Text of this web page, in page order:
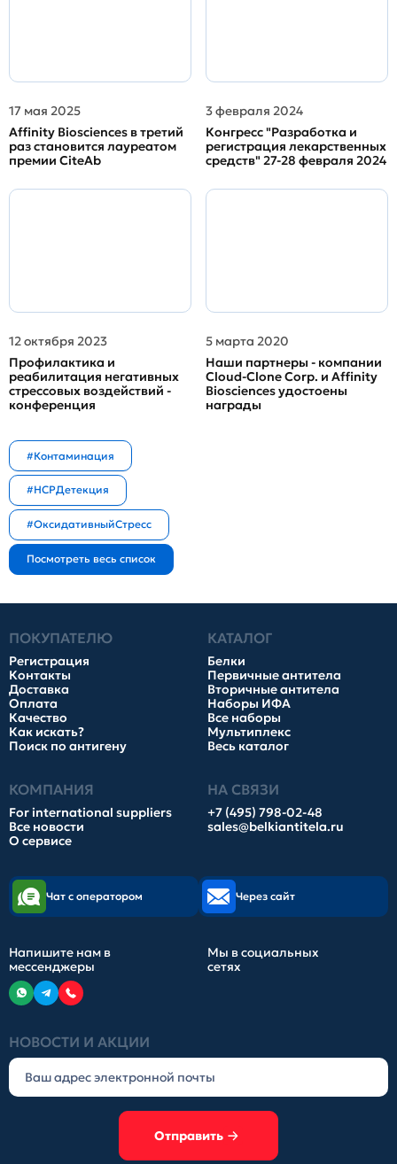
17 мая 2025
Affinity Biosciences в третий
раз становится лауреатом
премии CiteAb
3 февраля 2024
Конгресс "Разработка и
регистрация лекарственных
средств" 27-28 февраля 2024
12 октября 2023
Профилактика и
реабилитация негативных
стрессовых воздействий -
конференция
5 марта 2020
Наши партнеры - компании
Cloud-Clone Corp. и Affinity
Biosciences удостоены
награды
#Контаминация
#HCPДетекция
#ОксидативныйСтресс
ПОКУПАТЕЛЮ
Регистрация
Контакты
Доставка
Оплата
Качество
Как искать?
Поиск по антигену
КАТАЛОГ
Белки
Первичные антитела
Вторичные антитела
Наборы ИФА
Все наборы
Мультиплекс
Весь каталог
КОМПАНИЯ
For international suppliers
Все новости
О сервисе
НА СВЯЗИ
+7 (495) 798-02-48
sales@belkiantitela.ru
НОВОСТИ И АКЦИИ
Отправить
Чат с оператором Через сайт
Напишите нам в
мессенджеры
Мы в социальных
сетях